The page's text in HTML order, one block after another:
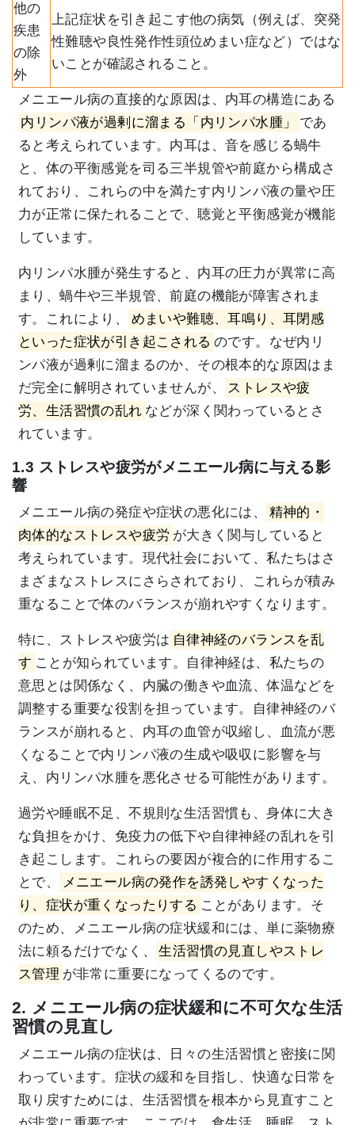
他の
疾患
の除
外
上記症状を引き起こす他の病気（例えば、突発
性難聴や良性発作性頭位めまい症など）ではな
いことが確認されること。
メニエール病の直接的な原因は、内耳の構造にある
内リンパ液が過剰に溜まる「内リンパ水腫」
であ
ると考えられています。内耳は、音を感じる蝸牛
と、体の平衡感覚を司る三半規管や前庭から構成さ
れており、これらの中を満たす内リンパ液の量や圧
力が正常に保たれることで、聴覚と平衡感覚が機能
しています。
内リンパ水腫が発生すると、内耳の圧力が異常に高
まり、蝸牛や三半規管、前庭の機能が障害されま
す。これにより、
めまいや難聴、耳鳴り、耳閉感
といった症状が引き起こされる のです。なぜ内リ
ンパ液が過剰に溜まるのか、その根本的な原因はま
だ完全に解明されていませんが、
ストレスや疲
労、生活習慣の乱れ などが深く関わっているとさ
れています。
1.3 ストレスや疲労がメニエール病に与える影
響
メニエール病の発症や症状の悪化には、
精神的・
肉体的なストレスや疲労 が大きく関与していると
考えられています。現代社会において、私たちはさ
まざまなストレスにさらされており、これらが積み
重なることで体のバランスが崩れやすくなります。
特に、ストレスや疲労は 自律神経のバランスを乱
す ことが知られています。自律神経は、私たちの
意思とは関係なく、内臓の働きや血流、体温などを
調整する重要な役割を担っています。自律神経のバ
ランスが崩れると、内耳の血管が収縮し、血流が悪
くなることで内リンパ液の生成や吸収に影響を与
え、内リンパ水腫を悪化させる可能性があります。
過労や睡眠不足、不規則な生活習慣も、身体に大き
な負担をかけ、免疫力の低下や自律神経の乱れを引
き起こします。これらの要因が複合的に作用するこ
とで、
メニエール病の発作を誘発しやすくなった
り、症状が重くなったりする ことがあります。そ
のため、メニエール病の症状緩和には、単に薬物療
法に頼るだけでなく、
生活習慣の見直しやストレ
ス管理 が非常に重要になってくるのです。
2. メニエール病の症状緩和に不可欠な生活
習慣の見直し
メニエール病の症状は、日々の生活習慣と密接に関
わっています。症状の緩和を目指し、快適な日常を
取り戻すためには、生活習慣を根本から見直すこと